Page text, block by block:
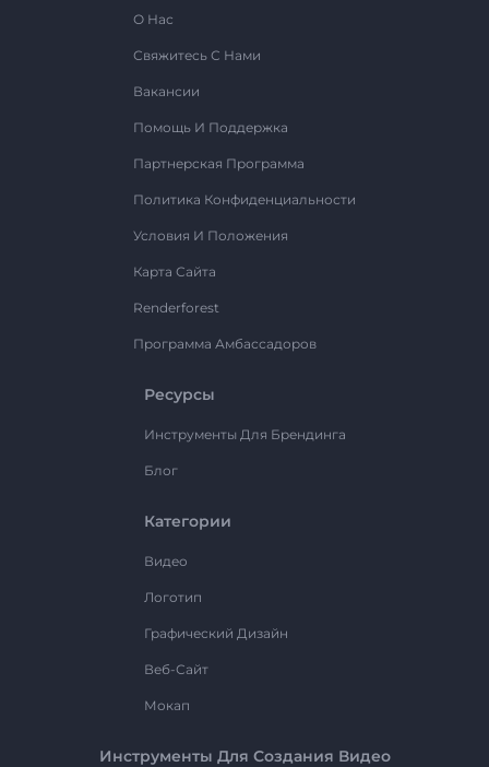
О Нас
Свяжитесь С Нами
Вакансии
Помощь И Поддержка
Партнерская Программа
Политика Конфиденциальности
Условия И Положения
Карта Сайта
Renderforest
Программа Амбассадоров
Ресурсы
Инструменты Для Брендинга
Блог
Категории
Видео
Логотип
Графический Дизайн
Веб-Сайт
Мокап
Инструменты Для Создания Видео